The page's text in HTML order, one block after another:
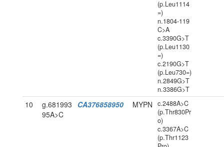
(p.Leu1114
=)
n.1804-119
C>A
c.3390G>T
(p.Leu1130
=)
c.2190G>T
(p.Leu730=)
n.2849G>T
n.3386G>T
10
g.681993
95A>C
CA376858950 MYPN
c.2488A>C
(p.Thr830Pr
o)
c.3367A>C
(p.Thr1123